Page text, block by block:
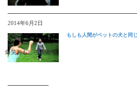
2014年6月2日
爆笑おもしろ映像
もしも人間がペットの犬と同